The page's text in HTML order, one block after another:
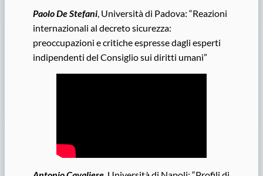
Paolo De Stefani, Università di Padova: “Reazioni
internazionali al decreto sicurezza:
preoccupazioni e critiche espresse dagli esperti
indipendenti del Consiglio sui diritti umani”